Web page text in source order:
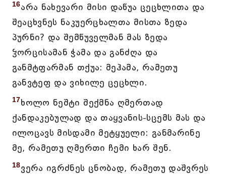
16არა ნახევარი მისი დაწუა ცეცხლითა და
შეაცხვნეს ნაკუერცხალთა მისთა ზედა
პურნი? და შემწუველმან მას ზედა
ჴორცისამან ჭამა და განძღა და
განმტფარმან თქუა: მეჰამა, რამეთუ
განვტეფ და ვიხილე ცეცხლი.
17ხოლო ნეშტი შექმნა ღმერთად
ქანდაკებულად და თაყვანის-სცემს მას და
ილოცავს მისდამი მეტყუელი: განმარინე
მე, რამეთუ ღმერთი ჩემი ხარ შენ.
18ვერა იგრძნეს ცნობად, რამეთუ დაშვრეს